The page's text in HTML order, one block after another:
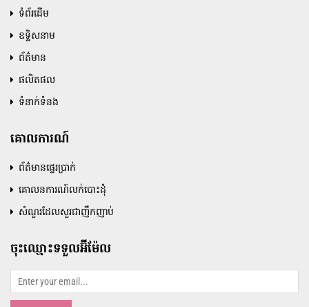
ទំព័រដើម
ឧទ្ទិសនាម
ព័ត៌មាន
ផលិតផល
ទំនាក់ទំនង
គោលការណ៍
ព័ត៌មានផ្ទេរប្រាក់
គោលនការណ៍លក់បោះដុំ
សំណួរដែលសួរជាញឹកញាប់
ចុះឈ្មោះទទួលអ៊ីម៉ែល